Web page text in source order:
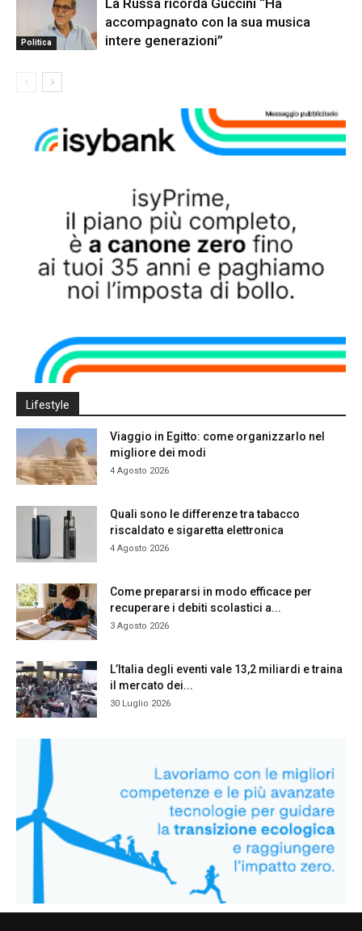
Politica
La Russa ricorda Guccini “Ha
accompagnato con la sua musica
intere generazioni”
Lifestyle
Viaggio in Egitto: come organizzarlo nel
migliore dei modi
4 Agosto 2026
Quali sono le differenze tra tabacco
riscaldato e sigaretta elettronica
4 Agosto 2026
Come prepararsi in modo efficace per
recuperare i debiti scolastici a...
3 Agosto 2026
L’Italia degli eventi vale 13,2 miliardi e traina
il mercato dei...
30 Luglio 2026